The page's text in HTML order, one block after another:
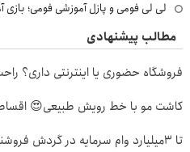
لی لی فومی و پازل آموزشی فومی؛
مطالب پیشنهادی
فروشگاه حضوری یا اینترنتی داری؟
کاشت مو با خط رویش طبیعی😍
تا 3میلیارد وام سرمایه در گردش فروشندگان => فروشگاهت رو ثبت کن